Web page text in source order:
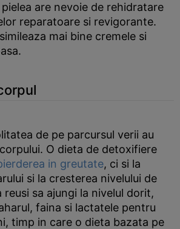
are nevoie de rehidratare
reparatoare si revigorante.
mai bine cremele si
de pe parcursul verii au
O dieta de detoxifiere
in greutate, ci si la
si la cresterea nivelului de
reusi sa ajungi la nivelul dorit,
faina si lactatele pentru
timp in care o dieta bazata pe